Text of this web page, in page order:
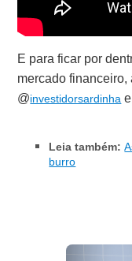
E para ficar por
mercado
@investidorsardinha
Leia também:
burro